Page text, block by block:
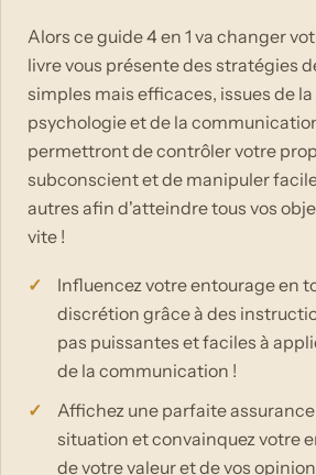
Alors ce guide 4 en 1 va changer
livre vous présente des stratégies
simples mais efficaces, issues de la
psychologie et de la
permettront de contrôler votre
subconscient et de manipuler
autres afin d'atteindre tous vos
vite !
Influencez votre entourage en
discrétion grâce à des
pas puissantes et faciles à
de la communication !
Affichez une parfaite
situation et convainquez votre
de votre valeur et de vos